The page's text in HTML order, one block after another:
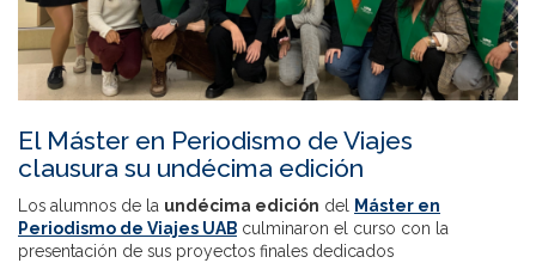
El Máster en Periodismo de Viajes
clausura su undécima edición
Los alumnos de la undécima edición del Máster en
Periodismo de Viajes UAB culminaron el curso con la
presentación de sus proyectos finales dedicados